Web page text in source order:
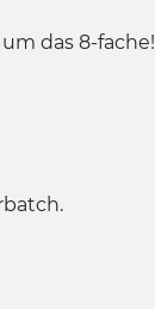
das 8-fache!